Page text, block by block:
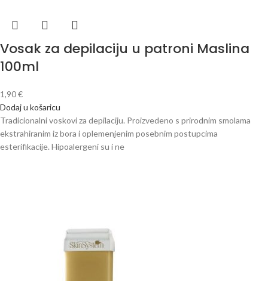
Vosak za depilaciju u patroni Maslina
100ml
1,90€
Dodaj u košaricu
Tradicionalni voskovi za depilaciju. Proizvedeno s prirodnim smolama
ekstrahiranim iz bora i oplemenjenim posebnim postupcima
esterifikacije. Hipoalergeni su i ne